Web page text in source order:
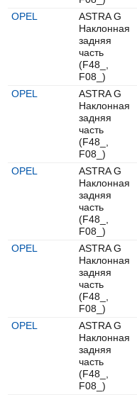
OPEL
ASTRA G
Наклонная
задняя
часть
(F48_,
F08_)
OPEL
ASTRA G
Наклонная
задняя
часть
(F48_,
F08_)
OPEL
ASTRA G
Наклонная
задняя
часть
(F48_,
F08_)
OPEL
ASTRA G
Наклонная
задняя
часть
(F48_,
F08_)
OPEL
ASTRA G
Наклонная
задняя
часть
(F48_,
F08_)